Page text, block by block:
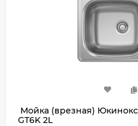
Мойка (врезная) Юкинокс
GT6K 2L